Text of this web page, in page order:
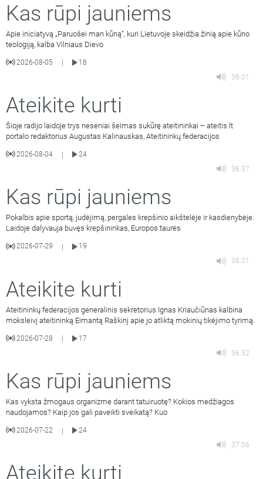
Kas rūpi jauniems
Apie iniciatyvą „Paruošei man kūną“, kuri Lietuvoje skeidžia žinią apie kūno
teologiją, kalba Vilniaus Dievo
2026-08-05
18
38:01
Ateikite kurti
Šioje radijo laidoje trys neseniai šeimas sukūrę ateitininkai – ateitis.lt
portalo redaktorius Augustas Kalinauskas, Ateitininkų federacijos
2026-08-04 |
24
36:37
Kas rūpi jauniems
Pokalbis apie sportą, judėjimą, pergales krepšinio aikštelėje ir kasdienybėje.
Laidoje dalyvauja buvęs krepšininkas, Europos taurės
2026-07-29
19
38:01
Ateikite kurti
Ateitininkų federacijos generalinis sekretorius Ignas Kriaučiūnas kalbina
moksleivį ateitininką Eimantą Raškinį apie jo atliktą mokinių tikėjimo tyrimą.
2026-07-28
17
36:52
Kas rūpi jauniems
Kas vyksta žmogaus organizme darant tatuiruotę? Kokios medžiagos
naudojamos? Kaip jos gali paveikti sveikatą? Kuo
2026-07-22 |
24
37:56
Ateikite kurti